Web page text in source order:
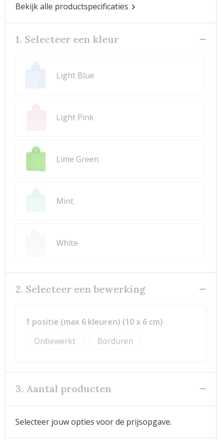
Bekijk alle productspecificaties
1. Selecteer een kleur
Light Blue
Light Pink
Lime Green
Mint
White
2. Selecteer een bewerking
1 positie (max 6 kleuren) (10 x 6 cm)
Onbewerkt
Borduren
3. Aantal producten
Selecteer jouw opties voor de prijsopgave.